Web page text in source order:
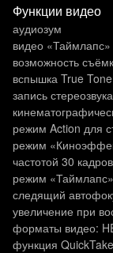
Функции видео
аудиозум
видео
возможность
вспышка True Tone
запись стереозвука
режим Action для
режим
частотой 30
режим
следящий
увеличение при
форматы видео:
функция QuickTake